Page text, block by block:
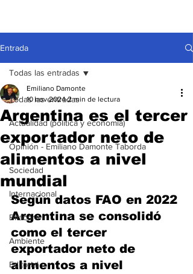
Entrada
Todas las entradas
Actualidad (política y economía)
Opinión - Emiliano Damonte Taborda
Sociedad
Internacional
Bitácora
Ambiente
Editorial
Todas las entradas
Argentina es el tercer
exportador neto de
alimentos a nivel
mundial
Emiliano Damonte
10 nov 2024 2 min de lectura
Según datos FAO en 2022
Argentina se consolidó
como el tercer
exportador neto de
alimentos a nivel